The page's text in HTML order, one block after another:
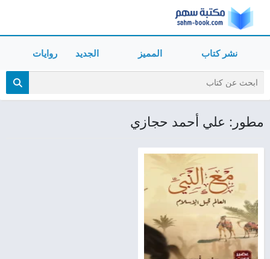
نشر كتاب المميز الجديد روايات
مطور: علي أحمد حجازي